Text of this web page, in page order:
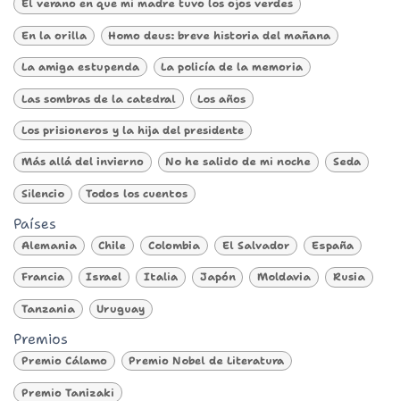
El verano en que mi madre tuvo los ojos verdes
En la orilla Homo deus: breve historia del mañana
La amiga estupenda La policía de la memoria
Las sombras de la catedral Los años
Los prisioneros y la hija del presidente
Más allá del invierno No he salido de mi noche Seda
Silencio Todos los cuentos
Países
Alemania Chile Colombia El Salvador España
Francia Israel Italia Japón Moldavia Rusia
Tanzania Uruguay
Premios
Premio Cálamo Premio Nobel de Literatura
Premio Tanizaki